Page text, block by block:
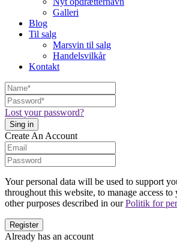
Galleri
Blog
Til salg
Marsvin til salg
Handelsvilkår
Kontakt
Lost your password?
Create An Account
Your personal data will be used to support
throughout this website, to manage access
other purposes described in ourPolitik for
Already has an account